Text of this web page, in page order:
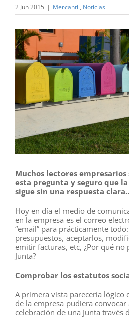
2 Jun 2015 | Mercantil, Noticias
Ver
imagen
más
grande
Muchos lectores
esta pregunta y seguro que
sigue sin una respuesta
Hoy en día el medio de
en la empresa es el correo
“email” para prácticamente
presupuestos, aceptarlos,
emitir facturas, etc, ¿Por qué no
Junta?
Comprobar los estatutos
A primera vista parecería lógico
de la empresa pudiera convocar
celebración de una Junta través